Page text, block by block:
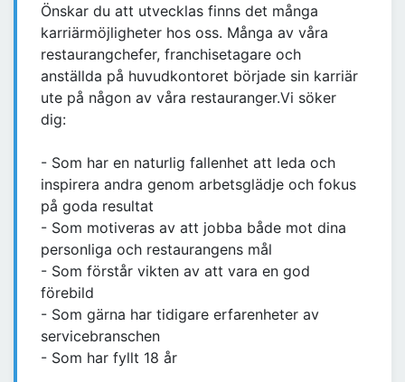
Önskar du att utvecklas finns det många
karriärmöjligheter hos oss. Många av våra
restaurangchefer, franchisetagare och
anställda på huvudkontoret började sin karriär
ute på någon av våra restauranger.Vi söker
dig:
- Som har en naturlig fallenhet att leda och
inspirera andra genom arbetsglädje och fokus
på goda resultat
- Som motiveras av att jobba både mot dina
personliga och restaurangens mål
- Som förstår vikten av att vara en god
förebild
- Som gärna har tidigare erfarenheter av
servicebranschen
- Som har fyllt 18 år